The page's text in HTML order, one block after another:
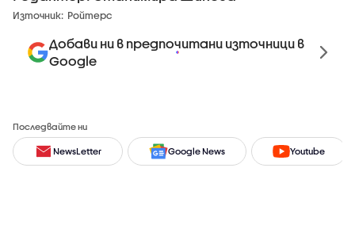
Източник: Ройтерс
Добави ни в предпочитани източници в
Google
Последвайте ни
NewsLetter Google News Youtube